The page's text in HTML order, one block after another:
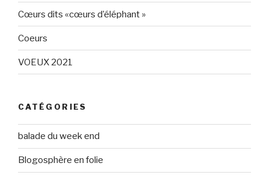
Cœurs dits «cœurs d’éléphant »
Coeurs
VOEUX 2021
CATÉGORIES
balade du week end
Blogosphère en folie